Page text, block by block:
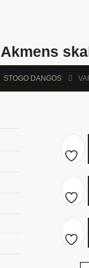
STOGO DANGOS
į
į